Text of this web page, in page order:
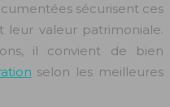
sécurisent ces
leur valeur patrimoniale.
il convient de bien
selon les meilleures